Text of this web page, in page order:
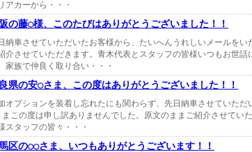
アカーから・・・
の藤○様、このたびはありがとうございました！！
納車させていただいたお客様から、たいへんうれしいメールを
介させていただきます。青木代表とスタッフの皆様いつもお世
家族で仲良く取り合い・・・
県の安○さま、この度はありがとうございました！！
オプションを装着し忘れたにも関わらず、先日納車させていた
まこの度は申し訳ありませんでした。原文のままご紹介させて
スタッフの皆々・・・
区の○○さま、いつもありがとうございます！！